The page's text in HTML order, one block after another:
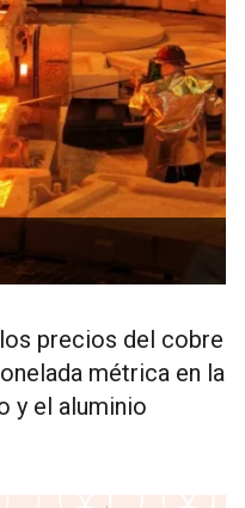
precios del cobre
métrica en la
y el aluminio